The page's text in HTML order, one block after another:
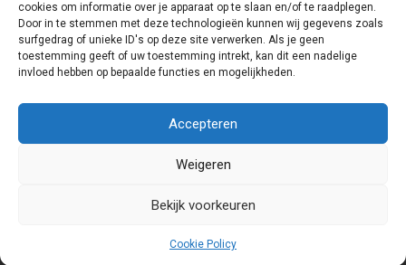
cookies om informatie over je apparaat op te slaan en/of te raadplegen.
Door in te stemmen met deze technologieën kunnen wij gegevens zoals
surfgedrag of unieke ID's op deze site verwerken. Als je geen
toestemming geeft of uw toestemming intrekt, kan dit een nadelige
invloed hebben op bepaalde functies en mogelijkheden.
Accepteren
Weigeren
Bekijk voorkeuren
Cookie Policy
© 2026 Hulpverleningsdiensten